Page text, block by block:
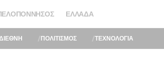
ΕΛΛΆΔΑ
ΠΟΛΙΤΙΣΜΟΣ ΤΕΧΝΟΛΟΓΙΑ